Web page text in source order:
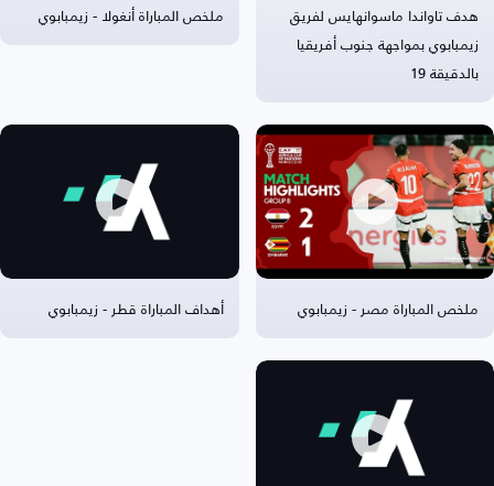
هدف تاواندا ماسوانهايس لفريق
زيمبابوي بمواجهة جنوب أفريقيا
بالدقيقة 19
ملخص المباراة أنغولا - زيمبابوي
ملخص المباراة مصر - زيمبابوي أهداف المباراة قطر - زيمبابوي